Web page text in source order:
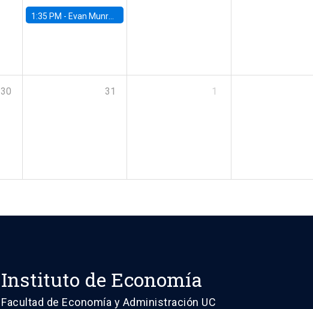
1:35 PM - Evan Munro, Neyman Visiting Assistant Professor in the Department of Statistics at UC Berkeley
30 31 1
Instituto de Economía
Facultad de Economía y Administración UC